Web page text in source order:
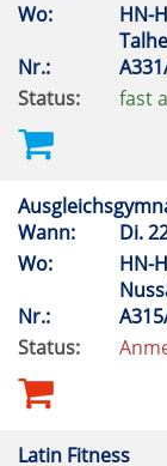
Wo:
HN-
Nr.:
Status:
fast
Wann:
Di.
Wo:
HN-
Nr.:
Status:
Latin Fitness